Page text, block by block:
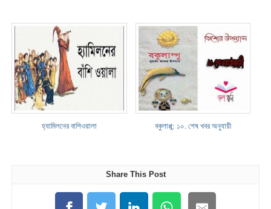
হ্যামিলনের বাশিওয়ালা বকুলাপ্পু: ১০. শেষ খবর অনুযায়ী
Share This Post